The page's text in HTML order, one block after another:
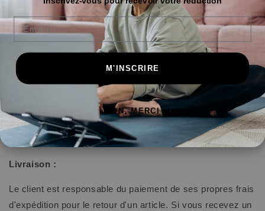
Vérifiez votre compte bancaire
Contactez votre établissement bancaire
Le temps de traitement prend en général 3 à 5 jours
ouvrables
Si vous avez fait tout cela et que vous n'avez toujours pas
reçu votre remboursement, veuillez nous contacter à
contact@yoga-feeling.com
Livraison :
Le client est responsable du paiement de ses propres frais
d'expédition pour le retour d'un article. Si vous recevez un
Email
M'INSCRIRE
NON, MERCI